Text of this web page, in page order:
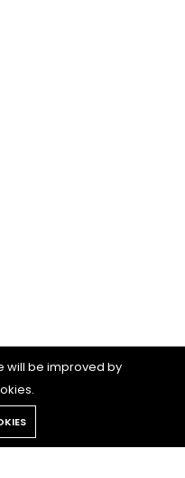
Powered by Botble.
will be improved by